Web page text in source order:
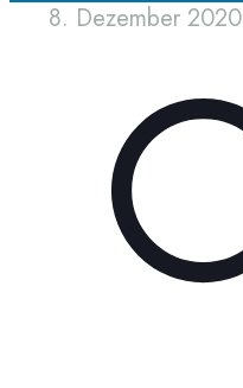
8. Dezember 2020